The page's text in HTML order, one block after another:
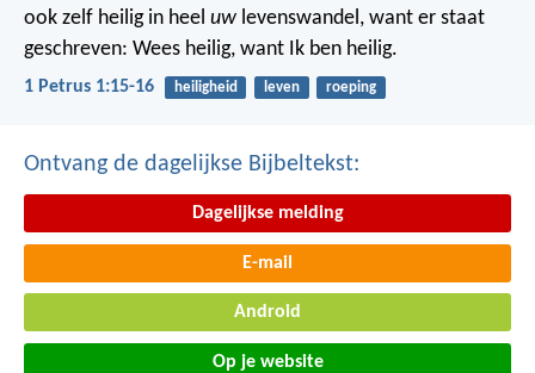
ook zelf heilig in heel uw levenswandel, want er staat
geschreven: Wees heilig, want Ik ben heilig.
1 Petrus 1:15-16 heiligheid leven roeping
Ontvang de dagelijkse Bijbeltekst:
Dagelijkse melding
E-mail
Android
Op je website